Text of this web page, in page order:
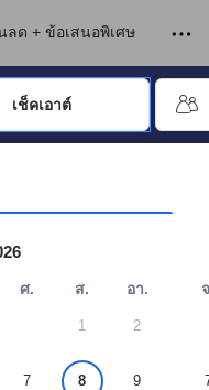
ลด + ข้อเสนอพิเศษ
เพื่อเลือก
เช็คเอาต์
อกวันเช็คอินและเช็คเอาต์ เมื่
ศ. ส. อา.
1 2
7 8 9